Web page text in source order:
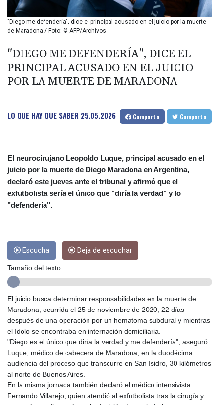
BTN 95.018556
BWP 13.553788
BZD 2.010125
CDF
2260.999855
CLP 914.049935
CNY 6.750284
CRC 453.238407
CUC 1
CUP 26.5
CVE 95.698241
EUR 0.865315
FJD 2.2105
FKP 0.743223
GBP 0.742721
GGP 0.743223
GHS 11.725007
GIP 0.743223
GNF
8782.498682
"Diego me defendería", dice el principal acusado en el juicio por la muerte
de Maradona / Foto: © AFP/Archivos
"DIEGO ME DEFENDERÍA", DICE EL
PRINCIPAL ACUSADO EN EL JUICIO
POR LA MUERTE DE MARADONA
LO QUE HAY QUE SABER 25.05.2026 Comparta Comparta
El neurocirujano Leopoldo Luque, principal acusado en el
juicio por la muerte de Diego Maradona en Argentina,
declaró este jueves ante el tribunal y afirmó que el
exfutbolista sería el único que "diría la verdad" y lo
"defendería".
Escucha Deja de escuchar
Tamaño del texto:
El juicio busca determinar responsabilidades en la muerte de
Maradona, ocurrida el 25 de noviembre de 2020, 22 días
después de una operación por un hematoma subdural y mientras
el ídolo se encontraba en internación domiciliaria.
"Diego es el único que diría la verdad y me defendería", aseguró
Luque, médico de cabecera de Maradona, en la duodécima
audiencia del proceso que transcurre en San Isidro, 30 kilómetros
al norte de Buenos Aires.
En la misma jornada también declaró el médico intensivista
Fernando Villarejo, quien atendió al exfutbolista tras la cirugía y